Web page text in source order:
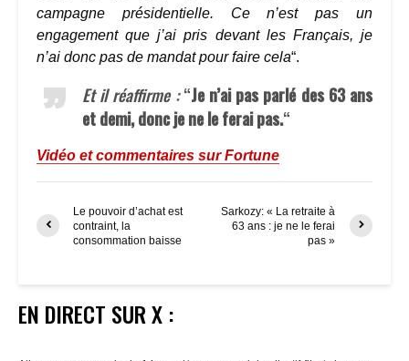
campagne présidentielle. Ce n’est pas un
engagement que j’ai pris devant les Français, je
n’ai donc pas de mandat pour faire cela“.
Et il réaffirme :“Je n’ai pas parlé des 63 ans
et demi, donc je ne le ferai pas.“
Vidéo et commentaires sur Fortune
Le pouvoir d’achat est
contraint, la
consommation baisse
Sarkozy: « La retraite à
63 ans : je ne le ferai
pas »
EN DIRECT SUR X :